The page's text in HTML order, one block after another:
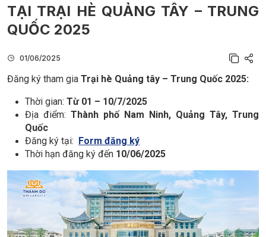
TẠI TRẠI HÈ QUẢNG TÂY – TRUNG
QUỐC 2025
01/06/2025
Đăng ký tham gia Trại hè Quảng tây – Trung Quốc 2025:
Thời gian: Từ 01 – 10/7/2025
Địa điểm: Thành phố Nam Ninh, Quảng Tây, Trung
Quốc
Đăng ký tại:
Form đăng ký
Thời hạn đăng ký đến 10/06/2025